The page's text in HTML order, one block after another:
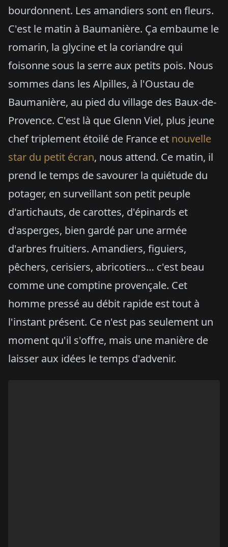
bourdonnent. Les amandiers sont en fleurs.
C'est le matin à Baumanière. Ça embaume le
romarin, la glycine et la coriandre qui
foisonne sous la serre aux petits pois. Nous
sommes dans les Alpilles, à l'Oustau de
Baumanière, au pied du village des Baux-de-
Provence. C'est là que Glenn Viel, plus jeune
chef triplement étoilé de France et nouvelle
star du petit écran, nous attend. Ce matin, il
prend le temps de savourer la quiétude du
potager, en surveillant son petit peuple
d'artichauts, de carottes, d'épinards et
d'asperges, bien gardé par une armée
d'arbres fruitiers. Amandiers, figuiers,
pêchers, cerisiers, abricotiers… c'est beau
comme une comptine provençale. Cet
homme pressé au débit rapide est tout à
l'instant présent. Ce n'est pas seulement un
moment qu'il s'offre, mais une manière de
laisser aux idées le temps d'advenir.